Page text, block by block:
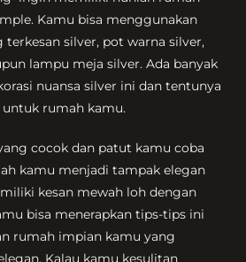
Kamu bisa menggunakan
terkesan silver, pot warna silver,
lampu meja silver. Ada banyak
nuansa silver ini dan tentunya
rumah kamu.
cocok dan patut kamu coba
kamu menjadi tampak elegan
kesan mewah loh dengan
bisa menerapkan tips-tips ini
rumah impian kamu yang
Kalau kamu kesulitan